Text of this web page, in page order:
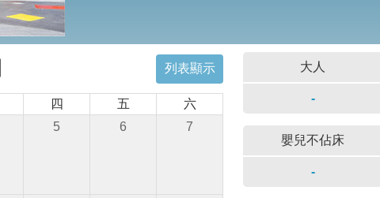
列表顯示
四 五
六
5 6 7
大人
-
嬰兒不佔床
-